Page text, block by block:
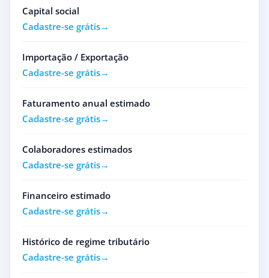
Capital social
Cadastre-se grátis
Importação / Exportação
Cadastre-se grátis
Faturamento anual estimado
Cadastre-se grátis
Colaboradores estimados
Cadastre-se grátis
Financeiro estimado
Cadastre-se grátis
Histórico de regime tributário
Cadastre-se grátis